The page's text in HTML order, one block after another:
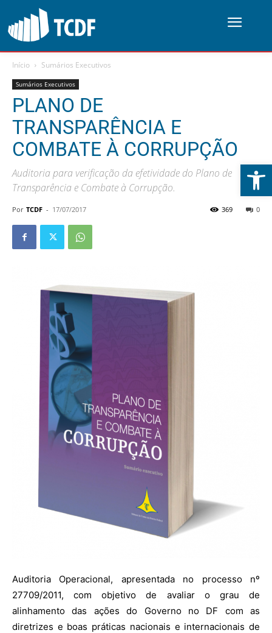
Abrir
Início Sumários Executivos
Sumários Executivos
PLANO DE
TRANSPARÊNCIA E
COMBATE À CORRUPÇÃO
Auditoria para verificação da efetividade do Plano de
Transparência e Combate à Corrupção.
Por TCDF - 17/07/2017 0
369
Auditoria Operacional, apresentada no processo nº
27709/2011, com objetivo de avaliar o grau de
alinhamento das ações do Governo no DF com as
diretrizes e boas práticas nacionais e internacionais de